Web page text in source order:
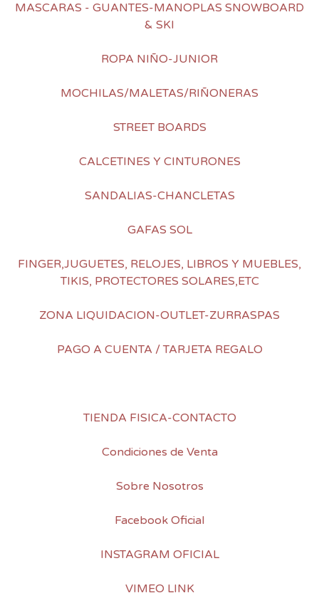
MASCARAS - GUANTES-MANOPLAS SNOWBOARD
& SKI
ROPA NIÑO-JUNIOR
MOCHILAS/MALETAS/RIÑONERAS
STREET BOARDS
CALCETINES Y CINTURONES
SANDALIAS-CHANCLETAS
GAFAS SOL
FINGER,JUGUETES, RELOJES, LIBROS Y MUEBLES,
TIKIS, PROTECTORES SOLARES,ETC
ZONA LIQUIDACION-OUTLET-ZURRASPAS
PAGO A CUENTA / TARJETA REGALO
TIENDA FISICA-CONTACTO
Condiciones de Venta
Sobre Nosotros
Facebook Oficial
INSTAGRAM OFICIAL
VIMEO LINK